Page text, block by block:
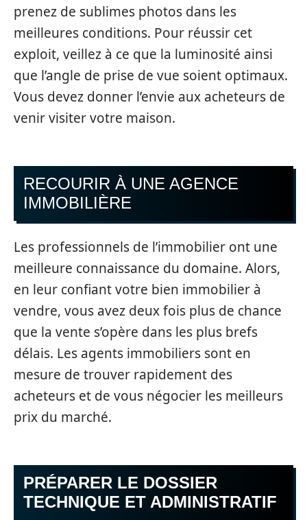
prenez de sublimes photos dans les
meilleures conditions. Pour réussir cet
exploit, veillez à ce que la luminosité ainsi
que l’angle de prise de vue soient optimaux.
Vous devez donner l’envie aux acheteurs de
venir visiter votre maison.
RECOURIR À UNE AGENCE
IMMOBILIÈRE
Les professionnels de l’immobilier ont une
meilleure connaissance du domaine. Alors,
en leur confiant votre bien immobilier à
vendre, vous avez deux fois plus de chance
que la vente s’opère dans les plus brefs
délais. Les agents immobiliers sont en
mesure de trouver rapidement des
acheteurs et de vous négocier les meilleurs
prix du marché.
PRÉPARER LE DOSSIER
TECHNIQUE ET ADMINISTRATIF